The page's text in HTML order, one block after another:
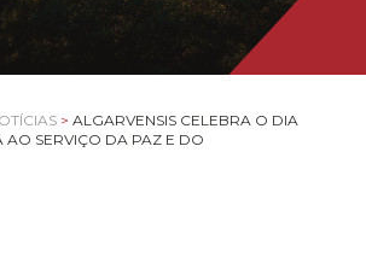
> ALGARVENSIS CELEBRA O DIA
AO SERVIÇO DA PAZ E DO